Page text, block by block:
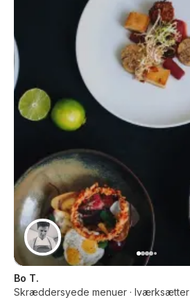
Bo T.
Skræddersyede menuer · Iværksætter